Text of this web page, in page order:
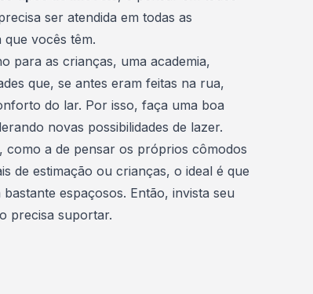
ser atendida em todas as
que vocês têm.
para as crianças, uma academia,
que, se antes eram feitas na rua,
do lar. Por isso, faça uma boa
novas possibilidades de lazer.
como a de pensar os próprios cômodos
de estimação ou crianças, o ideal é que
espaçosos. Então, invista seu
precisa suportar.